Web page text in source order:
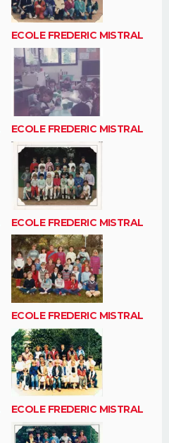
ECOLE FREDERIC MISTRAL
ECOLE FREDERIC MISTRAL
ECOLE FREDERIC MISTRAL
ECOLE FREDERIC MISTRAL
ECOLE FREDERIC MISTRAL